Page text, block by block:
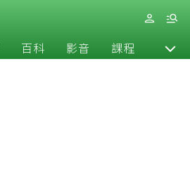
百科 影音 課程 退休